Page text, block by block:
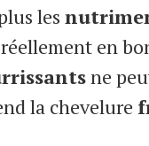
les
en
ne
la chevelure